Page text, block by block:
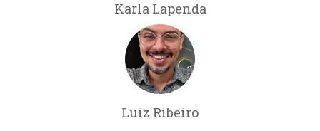
Karla Lapenda
Luiz Ribeiro